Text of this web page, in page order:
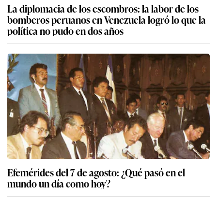
La diplomacia de los escombros: la labor de los
bomberos peruanos en Venezuela logró lo que la
política no pudo en dos años
Efemérides del 7 de agosto: ¿Qué pasó en el
mundo un día como hoy?